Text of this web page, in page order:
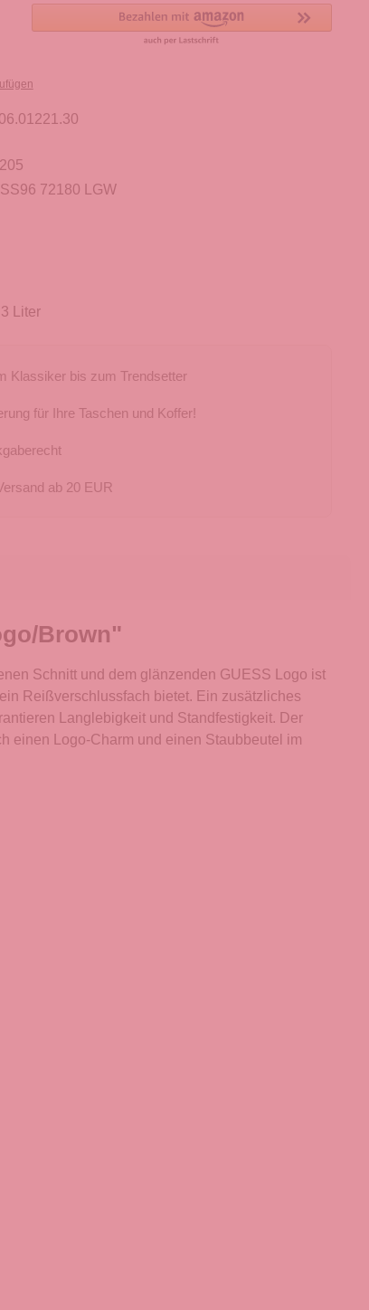
06.01221.30
72180 LGW
3 Liter
Klassiker bis zum Trendsetter
für Ihre Taschen und Koffer!
ab 20 EUR
Brown"
Schnitt und dem glänzenden GUESS Logo ist
Reißverschlussfach bietet. Ein zusätzliches
Langlebigkeit und Standfestigkeit. Der
einen Logo-Charm und einen Staubbeutel im